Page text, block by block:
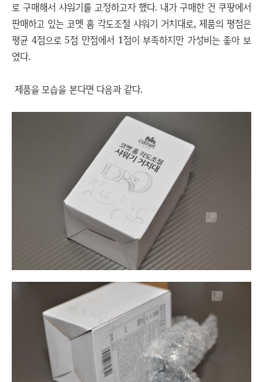
로 구매해서 샤워기를 고정하고자 했다. 내가 구매한 건 쿠팡에서
판매하고 있는 코멧 홈 각도조절 샤워기 거치대로, 제품의 평점은
평균 4점으로 5점 만점에서 1점이 부족하지만 가성비는 좋아 보
였다.
제품을 모습을 본다면 다음과 같다.